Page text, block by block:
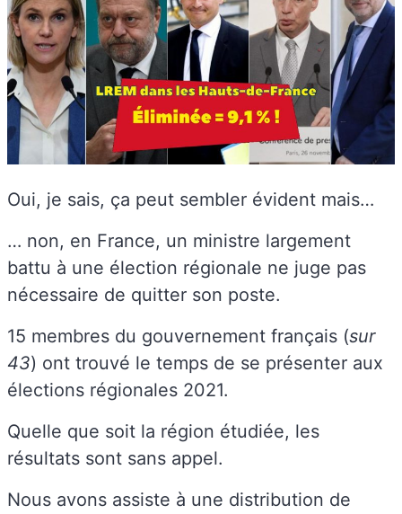
Oui, je sais, ça peut sembler évident mais…
… non, en France, un ministre largement
battu à une élection régionale ne juge pas
nécessaire de quitter son poste.
15 membres du gouvernement français (sur
43) ont trouvé le temps de se présenter aux
élections régionales 2021.
Quelle que soit la région étudiée, les
résultats sont sans appel.
Nous avons assiste à une distribution de